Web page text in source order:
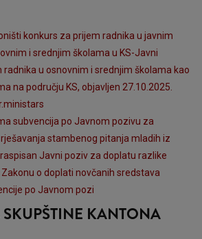
konkurs za prijem radnika u javnim
i srednjim školama u KS-Javni
radnika u osnovnim i srednjim školama kao
na području KS, objavljen 27.10.2025.
subvencija po Javnom pozivu za
stambenog pitanja mladih iz
Javni poziv za doplatu razlike
o doplati novčanih sredstava
po Javnom pozi
KANTONA